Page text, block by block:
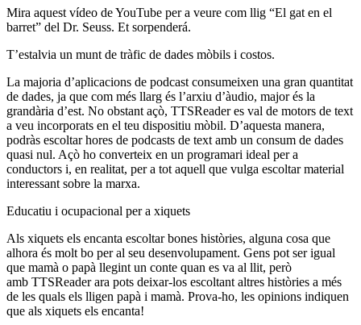
Mira aquest vídeo de YouTube per a veure com llig “El gat en el
barret” del Dr. Seuss. Et sorpenderá.
T’estalvia un munt de tràfic de dades mòbils i costos.
La majoria d’aplicacions de podcast consumeixen una gran quantitat
de dades, ja que com més llarg és l’arxiu d’àudio, major és la
grandària d’est. No obstant açò, TTSReader es val de motors de text
a veu incorporats en el teu dispositiu mòbil. D’aquesta manera,
podràs escoltar hores de podcasts de text amb un consum de dades
quasi nul. Açò ho converteix en un programari ideal per a
conductors i, en realitat, per a tot aquell que vulga escoltar material
interessant sobre la marxa.
Educatiu i ocupacional per a xiquets
Als xiquets els encanta escoltar bones històries, alguna cosa que
alhora és molt bo per al seu desenvolupament. Gens pot ser igual
que mamà o papà llegint un conte quan es va al llit, però
amb TTSReader ara pots deixar-los escoltant altres històries a més
de les quals els lligen papà i mamà. Prova-ho, les opinions indiquen
que als xiquets els encanta!